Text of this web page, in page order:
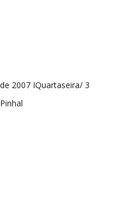
2007 IQuartaseira/ 3